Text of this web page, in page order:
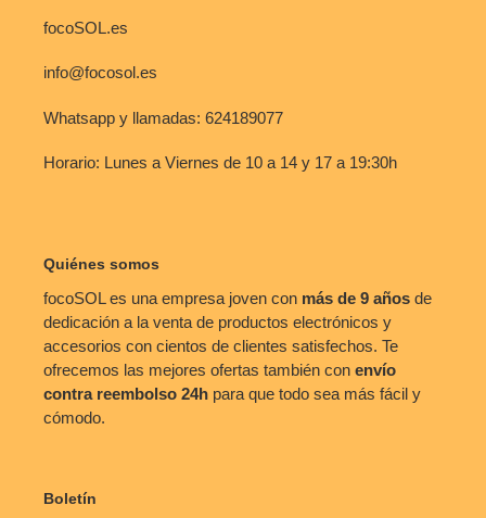
focoSOL.es
info@focosol.es
Whatsapp y llamadas: 624189077
Horario: Lunes a Viernes de 10 a 14 y 17 a 19:30h
Quiénes somos
focoSOL es una empresa joven con más de 9 años de
dedicación a la venta de productos electrónicos y
accesorios con cientos de clientes satisfechos. Te
ofrecemos las mejores ofertas también con envío
contra reembolso 24h para que todo sea más fácil y
cómodo.
Boletín